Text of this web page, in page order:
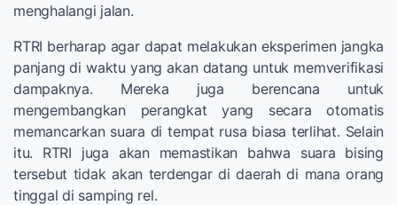
menghalangi jalan.
RTRI berharap agar dapat melakukan eksperimen jangka
panjang di waktu yang akan datang untuk memverifikasi
dampaknya. Mereka juga berencana untuk
mengembangkan perangkat yang secara otomatis
memancarkan suara di tempat rusa biasa terlihat. Selain
itu. RTRI juga akan memastikan bahwa suara bising
tersebut tidak akan terdengar di daerah di mana orang
tinggal di samping rel.